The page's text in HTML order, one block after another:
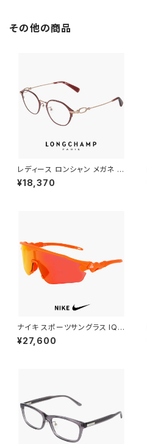
ム ミラーレンズ
その他の商品
レディース ロンシャン メガネ lo
2548lbj-602 47mm longch
amp 眼鏡 かわいい おしゃれ
¥18,370
ナイキ スポーツサングラス IQ9
341X 819 NIKE ACG VISTA
PEAK サングラス 大きめ 大きい
¥27,600